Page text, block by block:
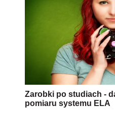
Zarobki po studiach -
pomiaru systemu ELA